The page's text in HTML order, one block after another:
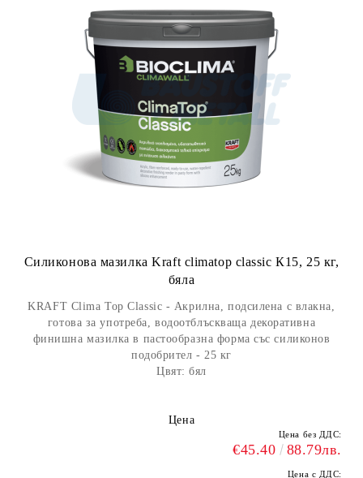
Силиконова мазилка Kraft climatop classic К15, 25 кг,
бяла
KRAFT Clima Top Classic - Акрилна, подсилена с влакна,
готова за употреба, водоотблъскваща декоративна
финишна мазилка в пастообразна форма със силиконов
подобрител - 25 кг
Цвят: бял
Цена
Цена без ДДС:
€45.40 88.79лв.
Цена с ДДС: